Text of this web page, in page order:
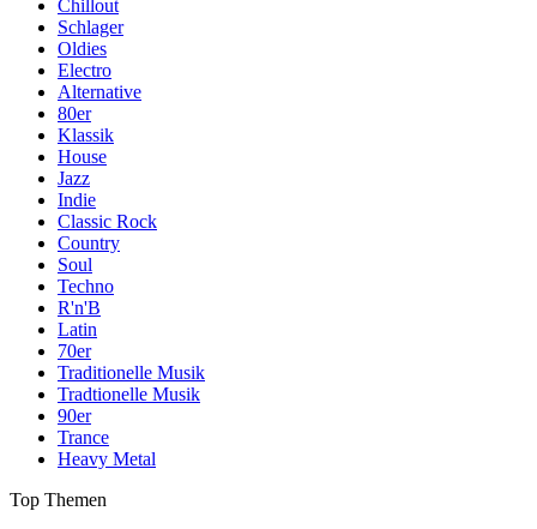
Chillout
Schlager
Oldies
Electro
Alternative
80er
Klassik
House
Jazz
Indie
Classic Rock
Country
Soul
Techno
R'n'B
Latin
70er
Traditionelle Musik
Tradtionelle Musik
90er
Trance
Heavy Metal
Top Themen